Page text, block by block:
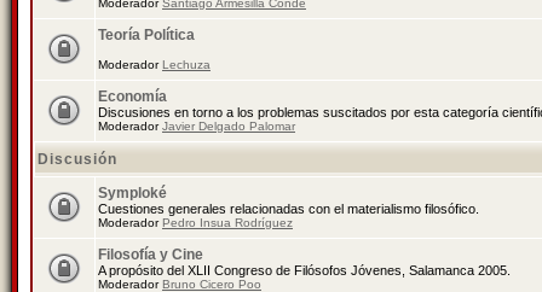
ModeradorSantiago Armesilla Conde
Teoría Política
ModeradorLechuza
Economía
Discusiones en torno a los problemas suscitados por esta categoría
ModeradorJavier Delgado Palomar
Discusión
Symploké
Cuestiones generales relacionadas con el materialismo filosófico.
ModeradorPedro Insua Rodríguez
Filosofía y Cine
A propósito del XLII Congreso de Filósofos Jóvenes, Salamanca 2005.
ModeradorBruno Cicero Poo